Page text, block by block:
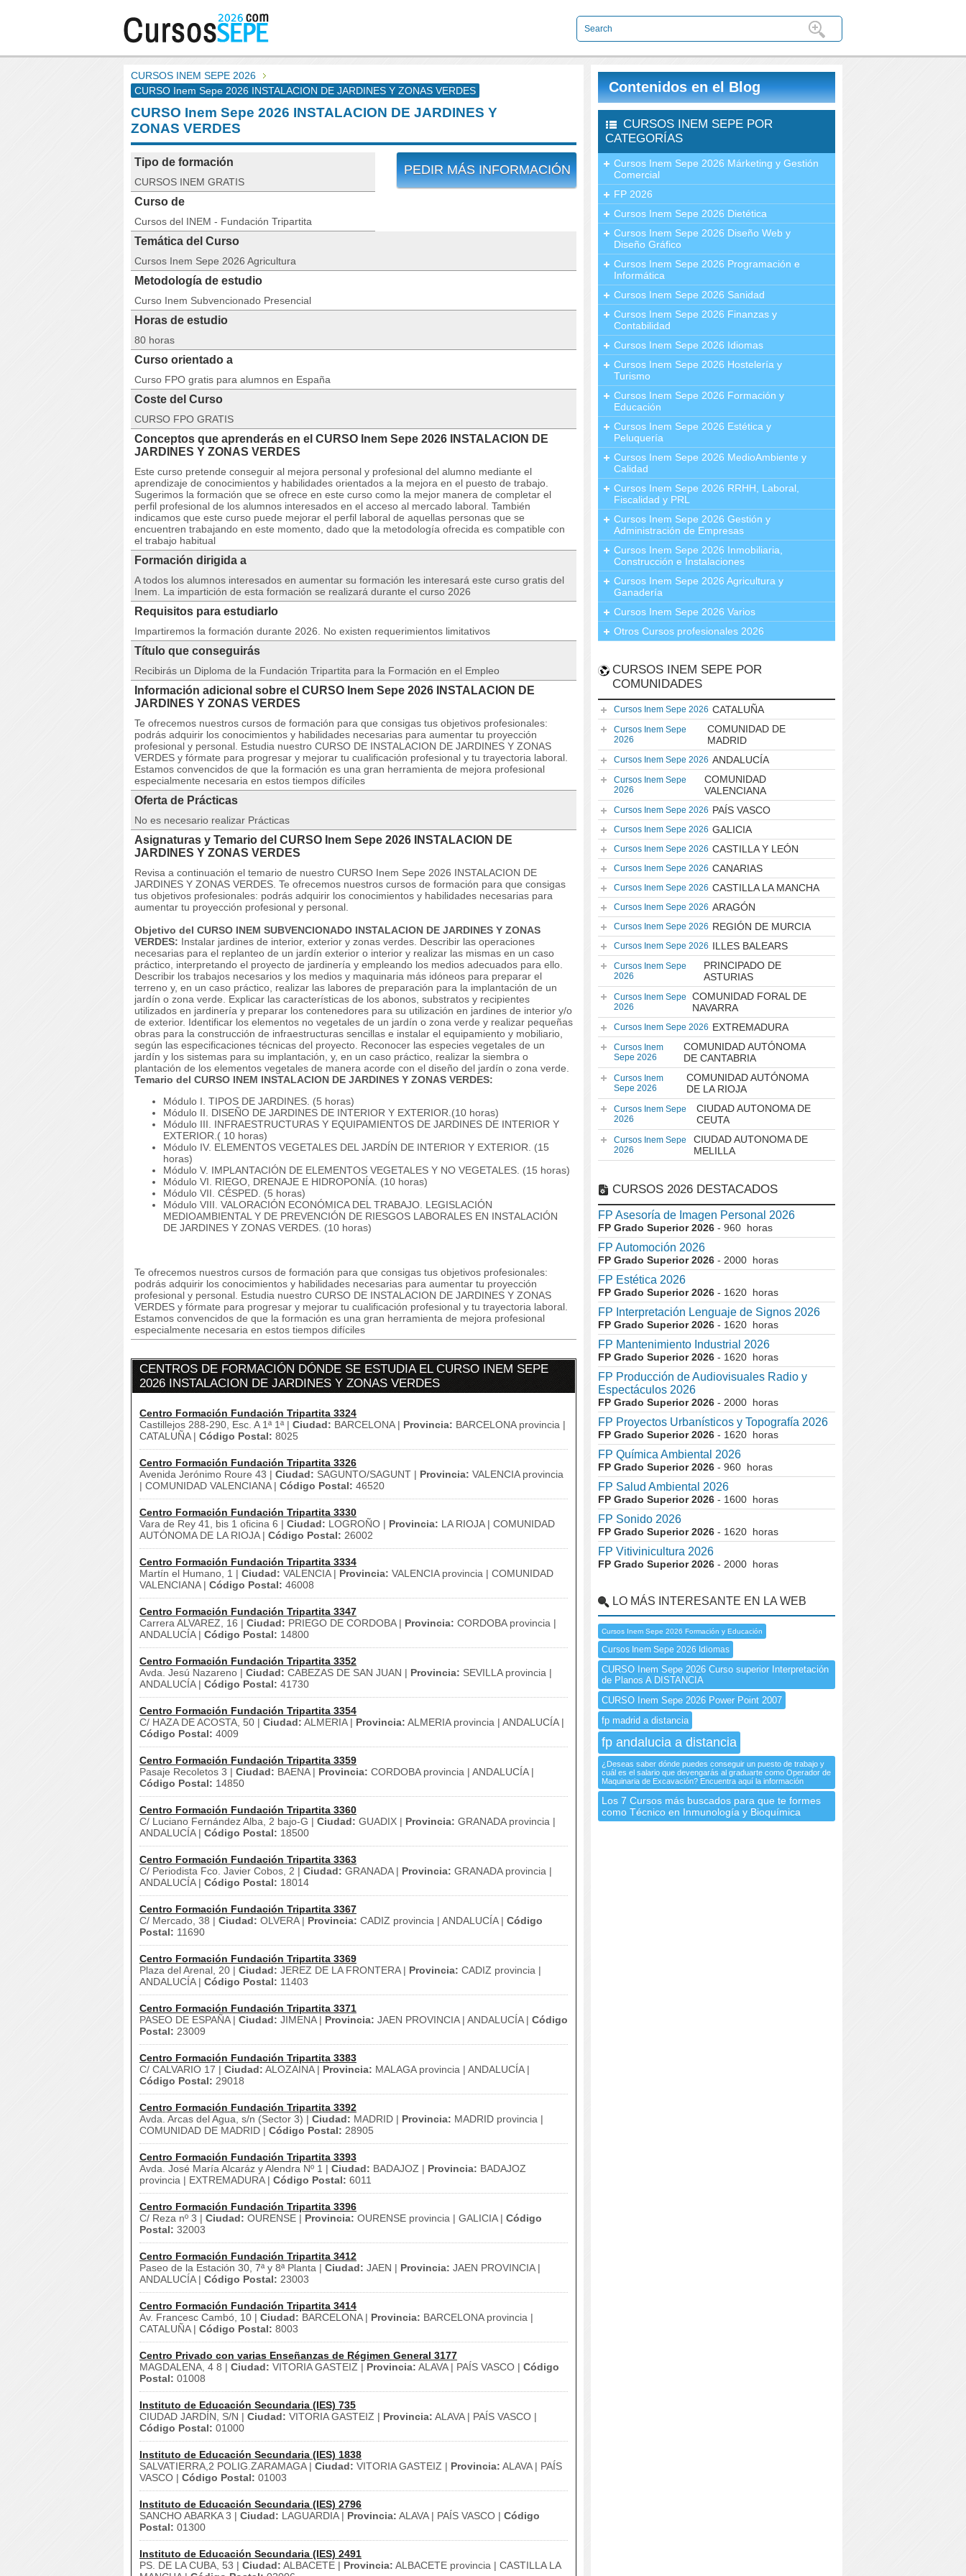
CURSOS INEM SEPE 2026
CURSO Inem Sepe 2026 INSTALACION DE JARDINES Y ZONAS VERDES
CURSO Inem Sepe 2026 INSTALACION DE JARDINES Y
ZONAS VERDES
PEDIR MÁS INFORMACIÓN
Tipo de formación
CURSOS INEM GRATIS
Curso de
Cursos del INEM - Fundación Tripartita
Temática del Curso
Cursos Inem Sepe 2026 Agricultura
Metodología de estudio
Curso Inem Subvencionado Presencial
Horas de estudio
80 horas
Curso orientado a
Curso FPO gratis para alumnos en España
Coste del Curso
CURSO FPO GRATIS
Conceptos que aprenderás en el CURSO Inem Sepe 2026 INSTALACION DE
JARDINES Y ZONAS VERDES
Este curso pretende conseguir al mejora personal y profesional del alumno mediante el
aprendizaje de conocimientos y habilidades orientados a la mejora en el puesto de trabajo.
Sugerimos la formación que se ofrece en este curso como la mejor manera de completar el
perfil profesional de los alumnos interesados en el acceso al mercado laboral. También
indicamos que este curso puede mejorar el perfil laboral de aquellas personas que se
encuentren trabajando en este momento, dado que la metodología ofrecida es compatible con
el trabajo habitual
Formación dirigida a
A todos los alumnos interesados en aumentar su formación les interesará este curso gratis del
Inem. La impartición de esta formación se realizará durante el curso 2026
Requisitos para estudiarlo
Impartiremos la formación durante 2026. No existen requerimientos limitativos
Título que conseguirás
Recibirás un Diploma de la Fundación Tripartita para la Formación en el Empleo
Información adicional sobre el CURSO Inem Sepe 2026 INSTALACION DE
JARDINES Y ZONAS VERDES
Te ofrecemos nuestros cursos de formación para que consigas tus objetivos profesionales:
podrás adquirir los conocimientos y habilidades necesarias para aumentar tu proyección
profesional y personal. Estudia nuestro CURSO DE INSTALACION DE JARDINES Y ZONAS
VERDES y fórmate para progresar y mejorar tu cualificación profesional y tu trayectoria laboral.
Estamos convencidos de que la formación es una gran herramienta de mejora profesional
especialmente necesaria en estos tiempos difíciles
Oferta de Prácticas
No es necesario realizar Prácticas
Asignaturas y Temario del CURSO Inem Sepe 2026 INSTALACION DE
JARDINES Y ZONAS VERDES
Revisa a continuación el temario de nuestro CURSO Inem Sepe 2026 INSTALACION DE
JARDINES Y ZONAS VERDES. Te ofrecemos nuestros cursos de formación para que consigas
tus objetivos profesionales: podrás adquirir los conocimientos y habilidades necesarias para
aumentar tu proyección profesional y personal.
Objetivo del CURSO INEM SUBVENCIONADO INSTALACION DE JARDINES Y ZONAS
VERDES: Instalar jardines de interior, exterior y zonas verdes. Describir las operaciones
necesarias para el replanteo de un jardín exterior o interior y realizar las mismas en un caso
práctico, interpretando el proyecto de jardinería y empleando los medios adecuados para ello.
Describir los trabajos necesarios y los medios y maquinaria más idóneos para preparar el
terreno y, en un caso práctico, realizar las labores de preparación para la implantación de un
jardín o zona verde. Explicar las características de los abonos, substratos y recipientes
utilizados en jardinería y preparar los contenedores para su utilización en jardines de interior y/o
de exterior. Identificar los elementos no vegetales de un jardín o zona verde y realizar pequeñas
obras para la construcción de infraestructuras sencillas e instalar el equipamiento y mobiliario,
según las especificaciones técnicas del proyecto. Reconocer las especies vegetales de un
jardín y los sistemas para su implantación, y, en un caso práctico, realizar la siembra o
plantación de los elementos vegetales de manera acorde con el diseño del jardín o zona verde.
Temario del CURSO INEM INSTALACION DE JARDINES Y ZONAS VERDES:
Módulo I. TIPOS DE JARDINES. (5 horas)
Módulo II. DISEÑO DE JARDINES DE INTERIOR Y EXTERIOR.(10 horas)
Módulo III. INFRAESTRUCTURAS Y EQUIPAMIENTOS DE JARDINES DE INTERIOR Y
EXTERIOR.( 10 horas)
Módulo IV. ELEMENTOS VEGETALES DEL JARDÍN DE INTERIOR Y EXTERIOR. (15
horas)
Módulo V. IMPLANTACIÓN DE ELEMENTOS VEGETALES Y NO VEGETALES. (15 horas)
Módulo VI. RIEGO, DRENAJE E HIDROPONÍA. (10 horas)
Módulo VII. CÉSPED. (5 horas)
Módulo VIII. VALORACIÓN ECONÓMICA DEL TRABAJO. LEGISLACIÓN
MEDIOAMBIENTAL Y DE PREVENCIÓN DE RIESGOS LABORALES EN INSTALACIÓN
DE JARDINES Y ZONAS VERDES. (10 horas)
Te ofrecemos nuestros cursos de formación para que consigas tus objetivos profesionales:
podrás adquirir los conocimientos y habilidades necesarias para aumentar tu proyección
profesional y personal. Estudia nuestro CURSO DE INSTALACION DE JARDINES Y ZONAS
VERDES y fórmate para progresar y mejorar tu cualificación profesional y tu trayectoria laboral.
Estamos convencidos de que la formación es una gran herramienta de mejora profesional
especialmente necesaria en estos tiempos difíciles
CENTROS DE FORMACIÓN DÓNDE SE ESTUDIA EL CURSO INEM SEPE
2026 INSTALACION DE JARDINES Y ZONAS VERDES
Centro Formación Fundación Tripartita 3324
Castillejos 288-290, Esc. A 1ª 1ª | Ciudad: BARCELONA | Provincia: BARCELONA provincia |
CATALUÑA | Código Postal: 8025
Centro Formación Fundación Tripartita 3326
Avenida Jerónimo Roure 43 | Ciudad: SAGUNTO/SAGUNT | Provincia: VALENCIA provincia
| COMUNIDAD VALENCIANA | Código Postal: 46520
Centro Formación Fundación Tripartita 3330
Vara de Rey 41, bis 1 oficina 6 | Ciudad: LOGROÑO | Provincia: LA RIOJA | COMUNIDAD
AUTÓNOMA DE LA RIOJA | Código Postal: 26002
Centro Formación Fundación Tripartita 3334
Martín el Humano, 1 | Ciudad: VALENCIA | Provincia: VALENCIA provincia | COMUNIDAD
VALENCIANA | Código Postal: 46008
Centro Formación Fundación Tripartita 3347
Carrera ALVAREZ, 16 | Ciudad: PRIEGO DE CORDOBA | Provincia: CORDOBA provincia |
ANDALUCÍA | Código Postal: 14800
Centro Formación Fundación Tripartita 3352
Avda. Jesú Nazareno | Ciudad: CABEZAS DE SAN JUAN | Provincia: SEVILLA provincia |
ANDALUCÍA | Código Postal: 41730
Centro Formación Fundación Tripartita 3354
C/ HAZA DE ACOSTA, 50 | Ciudad: ALMERIA | Provincia: ALMERIA provincia | ANDALUCÍA |
Código Postal: 4009
Centro Formación Fundación Tripartita 3359
Pasaje Recoletos 3 | Ciudad: BAENA | Provincia: CORDOBA provincia | ANDALUCÍA |
Código Postal: 14850
Centro Formación Fundación Tripartita 3360
C/ Luciano Fernández Alba, 2 bajo-G | Ciudad: GUADIX | Provincia: GRANADA provincia |
ANDALUCÍA | Código Postal: 18500
Centro Formación Fundación Tripartita 3363
C/ Periodista Fco. Javier Cobos, 2 | Ciudad: GRANADA | Provincia: GRANADA provincia |
ANDALUCÍA | Código Postal: 18014
Centro Formación Fundación Tripartita 3367
C/ Mercado, 38 | Ciudad: OLVERA | Provincia: CADIZ provincia | ANDALUCÍA | Código
Postal: 11690
Centro Formación Fundación Tripartita 3369
Plaza del Arenal, 20 | Ciudad: JEREZ DE LA FRONTERA | Provincia: CADIZ provincia |
ANDALUCÍA | Código Postal: 11403
Centro Formación Fundación Tripartita 3371
PASEO DE ESPAÑA | Ciudad: JIMENA | Provincia: JAEN PROVINCIA | ANDALUCÍA | Código
Postal: 23009
Centro Formación Fundación Tripartita 3383
C/ CALVARIO 17 | Ciudad: ALOZAINA | Provincia: MALAGA provincia | ANDALUCÍA |
Código Postal: 29018
Centro Formación Fundación Tripartita 3392
Avda. Arcas del Agua, s/n (Sector 3) | Ciudad: MADRID | Provincia: MADRID provincia |
COMUNIDAD DE MADRID | Código Postal: 28905
Centro Formación Fundación Tripartita 3393
Avda. José María Alcaráz y Alendra Nº 1 | Ciudad: BADAJOZ | Provincia: BADAJOZ
provincia | EXTREMADURA | Código Postal: 6011
Centro Formación Fundación Tripartita 3396
C/ Reza nº 3 | Ciudad: OURENSE | Provincia: OURENSE provincia | GALICIA | Código
Postal: 32003
Centro Formación Fundación Tripartita 3412
Paseo de la Estación 30, 7ª y 8ª Planta | Ciudad: JAEN | Provincia: JAEN PROVINCIA |
ANDALUCÍA | Código Postal: 23003
Centro Formación Fundación Tripartita 3414
Av. Francesc Cambó, 10 | Ciudad: BARCELONA | Provincia: BARCELONA provincia |
CATALUÑA | Código Postal: 8003
Centro Privado con varias Enseñanzas de Régimen General 3177
MAGDALENA, 4 8 | Ciudad: VITORIA GASTEIZ | Provincia: ALAVA | PAÍS VASCO | Código
Postal: 01008
Instituto de Educación Secundaria (IES) 735
CIUDAD JARDÍN, S/N | Ciudad: VITORIA GASTEIZ | Provincia: ALAVA | PAÍS VASCO |
Código Postal: 01000
Instituto de Educación Secundaria (IES) 1838
SALVATIERRA,2 POLIG.ZARAMAGA | Ciudad: VITORIA GASTEIZ | Provincia: ALAVA | PAÍS
VASCO | Código Postal: 01003
Instituto de Educación Secundaria (IES) 2796
SANCHO ABARKA 3 | Ciudad: LAGUARDIA | Provincia: ALAVA | PAÍS VASCO | Código
Postal: 01300
Instituto de Educación Secundaria (IES) 2491
PS. DE LA CUBA, 53 | Ciudad: ALBACETE | Provincia: ALBACETE provincia | CASTILLA LA
Contenidos en el Blog
CURSOS INEM SEPE POR
CATEGORÍAS
Cursos Inem Sepe 2026 Márketing y Gestión
Comercial
FP 2026
Cursos Inem Sepe 2026 Dietética
Cursos Inem Sepe 2026 Diseño Web y
Diseño Gráfico
Cursos Inem Sepe 2026 Programación e
Informática
Cursos Inem Sepe 2026 Sanidad
Cursos Inem Sepe 2026 Finanzas y
Contabilidad
Cursos Inem Sepe 2026 Idiomas
Cursos Inem Sepe 2026 Hostelería y
Turismo
Cursos Inem Sepe 2026 Formación y
Educación
Cursos Inem Sepe 2026 Estética y
Peluquería
Cursos Inem Sepe 2026 MedioAmbiente y
Calidad
Cursos Inem Sepe 2026 RRHH, Laboral,
Fiscalidad y PRL
Cursos Inem Sepe 2026 Gestión y
Administración de Empresas
Cursos Inem Sepe 2026 Inmobiliaria,
Construcción e Instalaciones
Cursos Inem Sepe 2026 Agricultura y
Ganadería
Cursos Inem Sepe 2026 Varios
Otros Cursos profesionales 2026
CURSOS INEM SEPE POR
COMUNIDADES
Cursos Inem Sepe 2026 CATALUÑA
Cursos Inem Sepe
2026
COMUNIDAD DE
MADRID
Cursos Inem Sepe 2026 ANDALUCÍA
Cursos Inem Sepe
2026
COMUNIDAD
VALENCIANA
Cursos Inem Sepe 2026 PAÍS VASCO
Cursos Inem Sepe 2026 GALICIA
Cursos Inem Sepe 2026 CASTILLA Y LEÓN
Cursos Inem Sepe 2026 CANARIAS
Cursos Inem Sepe 2026 CASTILLA LA MANCHA
Cursos Inem Sepe 2026 ARAGÓN
Cursos Inem Sepe 2026 REGIÓN DE MURCIA
Cursos Inem Sepe 2026 ILLES BALEARS
Cursos Inem Sepe
2026
PRINCIPADO DE
ASTURIAS
Cursos Inem Sepe
2026
COMUNIDAD FORAL DE
NAVARRA
Cursos Inem Sepe 2026 EXTREMADURA
Cursos Inem
Sepe 2026
COMUNIDAD AUTÓNOMA
DE CANTABRIA
Cursos Inem
Sepe 2026
COMUNIDAD AUTÓNOMA
DE LA RIOJA
Cursos Inem Sepe
2026
CIUDAD AUTONOMA DE
CEUTA
Cursos Inem Sepe
2026
CIUDAD AUTONOMA DE
MELILLA
CURSOS 2026 DESTACADOS
FP Asesoría de Imagen Personal 2026
FP Grado Superior 2026 - 960 horas
FP Automoción 2026
FP Grado Superior 2026 - 2000 horas
FP Estética 2026
FP Grado Superior 2026 - 1620 horas
FP Interpretación Lenguaje de Signos 2026
FP Grado Superior 2026 - 1620 horas
FP Mantenimiento Industrial 2026
FP Grado Superior 2026 - 1620 horas
FP Producción de Audiovisuales Radio y
Espectáculos 2026
FP Grado Superior 2026 - 2000 horas
FP Proyectos Urbanísticos y Topografía 2026
FP Grado Superior 2026 - 1620 horas
FP Química Ambiental 2026
FP Grado Superior 2026 - 960 horas
FP Salud Ambiental 2026
FP Grado Superior 2026 - 1600 horas
FP Sonido 2026
FP Grado Superior 2026 - 1620 horas
FP Vitivinicultura 2026
FP Grado Superior 2026 - 2000 horas
LO MÁS INTERESANTE EN LA WEB
Cursos Inem Sepe 2026 Formación y Educación
Cursos Inem Sepe 2026 Idiomas
CURSO Inem Sepe 2026 Curso superior Interpretación
de Planos A DISTANCIA
CURSO Inem Sepe 2026 Power Point 2007
fp madrid a distancia
fp andalucia a distancia
¿Deseas saber dónde puedes conseguir un puesto de trabajo y
cuál es el salario que devengarás al graduarte como Operador de
Maquinaria de Excavación? Encuentra aquí la información
Los 7 Cursos más buscados para que te formes
como Técnico en Inmunología y Bioquímica